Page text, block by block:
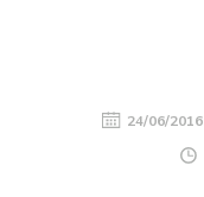
24/06/2016